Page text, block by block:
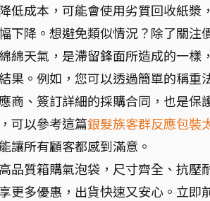
低成本，可能會使用劣質回收紙漿，
下降。想避免類似情況？除了關注
綿天氣，是滯留鋒面所造成的一樣，
果。例如，您可以透過簡單的稱重
商、簽訂詳細的採購合同，也是保
可以參考這篇銀髮族客群反應包裝
讓所有顧客都感到滿意。
品質箱購氣泡袋，尺寸齊全、抗壓
更多優惠，出貨快速又安心。立即